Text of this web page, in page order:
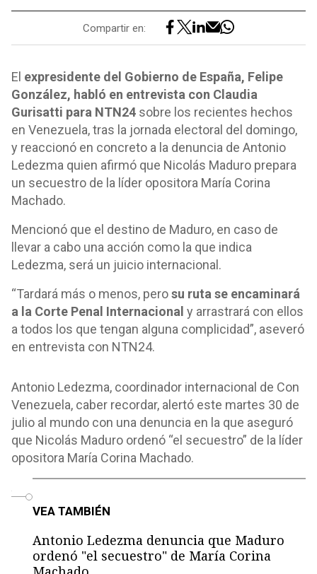
Compartir en:
El expresidente del Gobierno de España, Felipe
González, habló en entrevista con Claudia
Gurisatti para NTN24 sobre los recientes hechos
en Venezuela, tras la jornada electoral del domingo,
y reaccionó en concreto a la denuncia de Antonio
Ledezma quien afirmó que Nicolás Maduro prepara
un secuestro de la líder opositora María Corina
Machado.
Mencionó que el destino de Maduro, en caso de
llevar a cabo una acción como la que indica
Ledezma, será un juicio internacional.
“Tardará más o menos, perosu ruta se encaminará
a la Corte Penal Internacional y arrastrará con ellos
a todos los que tengan alguna complicidad”, aseveró
en entrevista con NTN24.
Antonio Ledezma, coordinador internacional de Con
Venezuela, caber recordar, alertó este martes 30 de
julio al mundo con una denuncia en la que aseguró
que Nicolás Maduro ordenó “el secuestro” de la líder
opositora María Corina Machado.
VEA TAMBIÉN
Antonio Ledezma denuncia que Maduro
ordenó "el secuestro" de María Corina